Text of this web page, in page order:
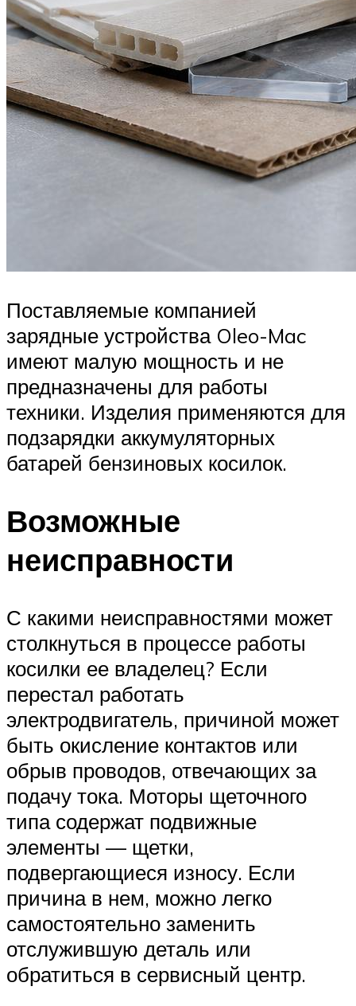
Поставляемые компанией
зарядные устройства Oleo-Mac
имеют малую мощность и не
предназначены для работы
техники. Изделия применяются для
подзарядки аккумуляторных
батарей бензиновых косилок.
Возможные
неисправности
С какими неисправностями может
столкнуться в процессе работы
косилки ее владелец? Если
перестал работать
электродвигатель, причиной может
быть окисление контактов или
обрыв проводов, отвечающих за
подачу тока. Моторы щеточного
типа содержат подвижные
элементы — щетки,
подвергающиеся износу. Если
причина в нем, можно легко
самостоятельно заменить
отслужившую деталь или
обратиться в сервисный центр.